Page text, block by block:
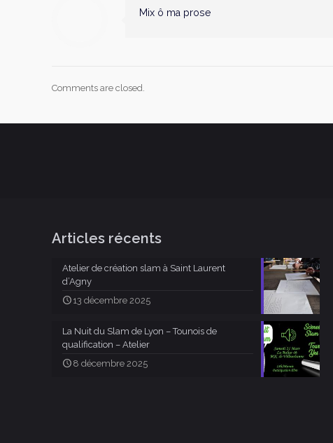
Mix ô ma prose
Comments are closed.
Articles récents
Atelier de création slam à Saint Laurent
d’Agny
13 décembre 2025
La Nuit du Slam de Lyon – Tounois de
qualification – Atelier
8 décembre 2025